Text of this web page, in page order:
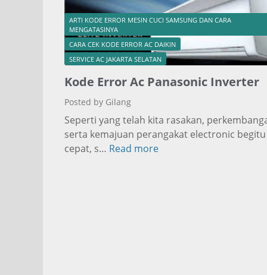
ARTI KODE ERROR MESIN CUCI SAMSUNG DAN CARA
MENGATASINYA
CARA CEK KODE ERROR AC DAIKIN
SERVICE AC JAKARTA SELATAN
Kode Error Ac Panasonic Inverter
Posted by Gilang
Seperti yang telah kita rasakan,
serta kemajuan perangakat electronic begitu
cepat, s… Read more